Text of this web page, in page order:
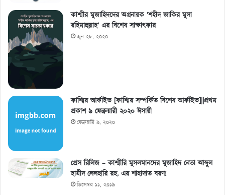
কাশ্মীর মুজাহিদদের অগ্রনায়ক ‘শহীদ জাকির মুসা
রহিমাহুল্লাহ’ এর বিশেষ সাক্ষাৎকার
জুন ২৮, ২০২০
কাশ্মির আর্কাইভ [কাশ্মির সম্পর্কিত বিশেষ আর্কাইভ]||প্রথম
প্রকাশ ৯ ফেব্রুয়ারী ২০২০ ঈসায়ী
ফেব্রুয়ারি ৯, ২০২০
প্রেস রিলিজ – কাশ্মীরি মুসলমানদের মুজাহিদ নেতা আব্দুল
হামীদ লেলহারি রহ. এর শাহাদাত বরণ!
ডিসেম্বর ১১, ২০১৯